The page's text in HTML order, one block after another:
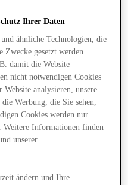
Ihrer Daten
ähnliche Technologien, die
gesetzt werden.
damit die Website
nicht notwendigen Cookies
analysieren, unsere
Werbung, die Sie sehen,
Cookies werden nur
Weitere Informationen finden
unserer
ändern und Ihre